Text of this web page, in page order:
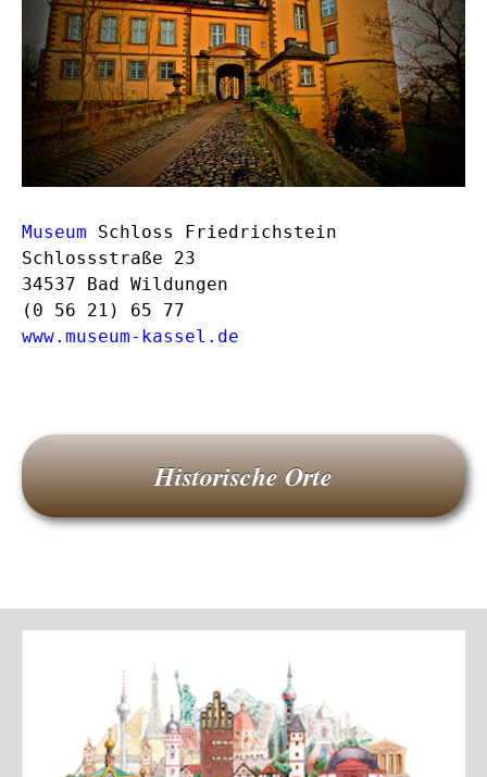
Museum Schloss Friedrichstein
Schlossstraße 23
34537 Bad Wildungen
(0 56 21) 65 77
www.museum-kassel.de
Historische Orte